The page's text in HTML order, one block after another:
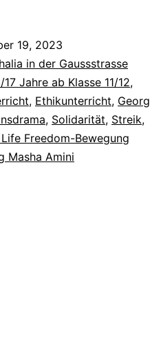
19, 2023
in der Gaussstrasse
17 Jahre ab Klasse 11/12,
, Ethikunterricht, Georg
, Solidarität, Streik,
Freedom-Bewegung
Masha Amini